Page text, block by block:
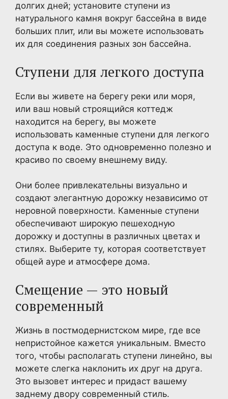
долгих дней; установите ступени из
натурального камня вокруг бассейна в виде
больших плит, или вы можете использовать
их для соединения разных зон бассейна.
Ступени для легкого доступа
Если вы живете на берегу реки или моря,
или ваш новый строящийся коттедж
находится на берегу, вы можете
использовать каменные ступени для легкого
доступа к воде. Это одновременно полезно и
красиво по своему внешнему виду.
Они более привлекательны визуально и
создают элегантную дорожку независимо от
неровной поверхности. Каменные ступени
обеспечивают широкую пешеходную
дорожку и доступны в различных цветах и
стилях. Выберите ту, которая соответствует
общей ауре и атмосфере дома.
Смещение — это новый
современный
Жизнь в постмодернистском мире, где все
непристойное кажется уникальным. Вместо
того, чтобы располагать ступени линейно, вы
можете слегка наклонить их друг на друга.
Это вызовет интерес и придаст вашему
заднему двору современный стиль.